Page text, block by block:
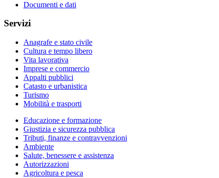
Documenti e dati
Servizi
Anagrafe e stato civile
Cultura e tempo libero
Vita lavorativa
Imprese e commercio
Appalti pubblici
Catasto e urbanistica
Turismo
Mobilità e trasporti
Educazione e formazione
Giustizia e sicurezza pubblica
Tributi, finanze e contravvenzioni
Ambiente
Salute, benessere e assistenza
Autorizzazioni
Agricoltura e pesca